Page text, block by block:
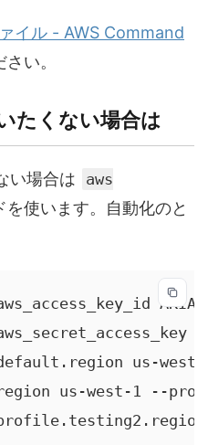
イル - AWS Command
い。
たくない場合は
い場合は
aws
を使います。自動化のと
us-west-
us-west-1 --